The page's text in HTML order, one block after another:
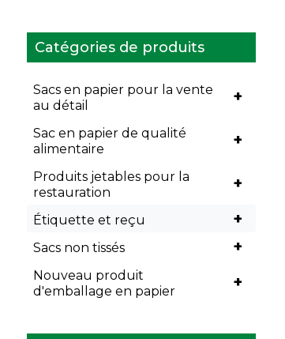
Catégories de produits
+
Sacs en papier pour la vente
au détail
+
Sac en papier de qualité
alimentaire
+
Produits jetables pour la
restauration
+
Étiquette et reçu
+
Sacs non tissés
+
Nouveau produit
d'emballage en papier